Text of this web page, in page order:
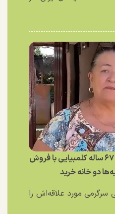
ملکه شایعه کلمبیا؛ زن ۶۷ ساله کلمبیایی با فروش
دو خانه خرید
سرگرمی مورد علاقه‌اش را